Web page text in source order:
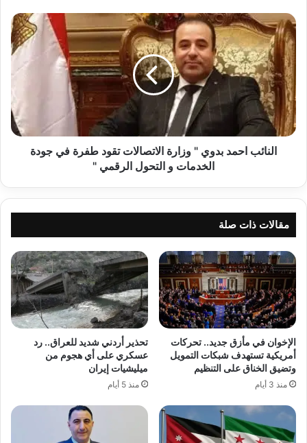
النائب
احمد
بدوي
وزارة
الاتصالات
تقود
طفرة
في
النائب احمد بدوي " وزارة الاتصالات تقود طفرة في جودة
الخدمات و التحول الرقمي "
مقالات ذات صلة
الإخوان في مأزق جديد.. تحركات
أمريكية تستهدف شبكات التمويل
وتضيق الخناق على التنظيم
منذ 3 أيام
تحذير أردني شديد للعراق.. رد
عسكري على أي هجوم من
ميليشيات إيران
منذ 5 أيام